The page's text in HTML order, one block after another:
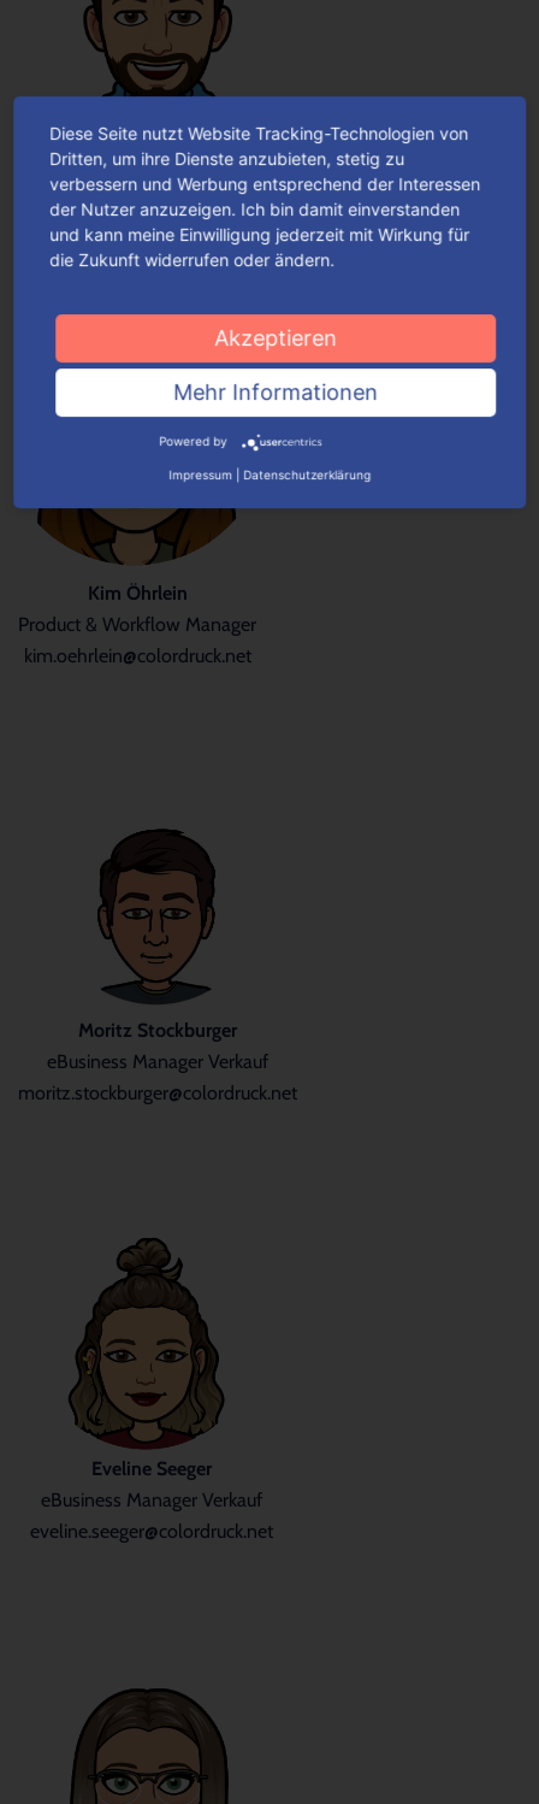
Florian Günther
Product Owner eBusiness und MIS
florian.guenther@colordruck.net
Kim Öhrlein
Product & Workflow Manager
kim.oehrlein@colordruck.net
Moritz Stockburger
eBusiness Manager Verkauf
moritz.stockburger@colordruck.net
Eveline Seeger
eBusiness Manager Verkauf
eveline.seeger@colordruck.net
Diese Seite nutzt Website Tracking-Technologien von
Dritten, um ihre Dienste anzubieten, stetig zu
verbessern und Werbung entsprechend der Interessen
der Nutzer anzuzeigen. Ich bin damit einverstanden
und kann meine Einwilligung jederzeit mit Wirkung für
die Zukunft widerrufen oder ändern.
Akzeptieren
Mehr Informationen
Powered by
Impressum Datenschutzerklärung